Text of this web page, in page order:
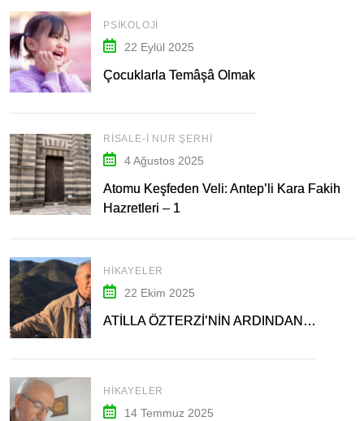
PSIKOLOJI
22 Eylül 2025
Çocuklarla Temâşâ Olmak
RISALE-I NUR ŞERHI
4 Ağustos 2025
Atomu Keşfeden Veli: Antep’li Kara Fakih
Hazretleri – 1
HIKAYELER
22 Ekim 2025
ATİLLA ÖZTERZİ’NİN ARDINDAN…
HIKAYELER
14 Temmuz 2025